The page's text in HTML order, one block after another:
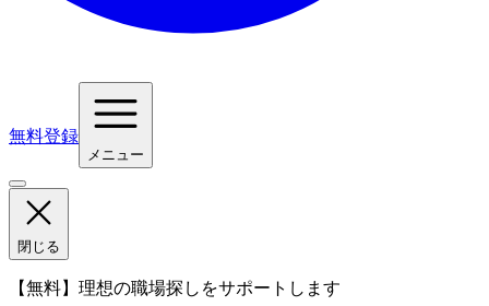
無料登録
メニュー
閉じる
【無料】理想の職場探しをサポートします